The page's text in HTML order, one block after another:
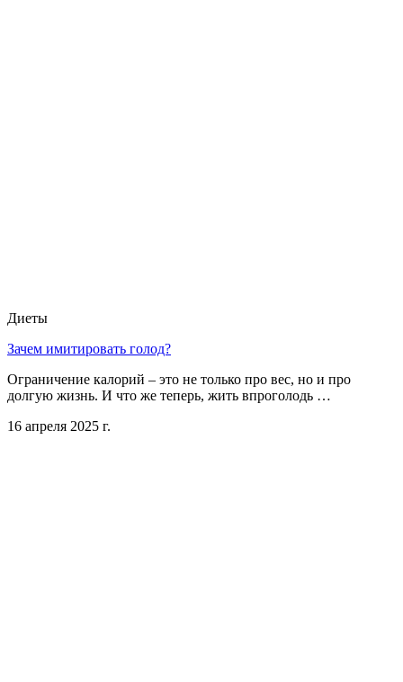
Диеты
Зачем имитировать голод?
Ограничение калорий – это не только про вес, но и про
долгую жизнь. И что же теперь, жить впроголодь …
16 апреля 2025 г.